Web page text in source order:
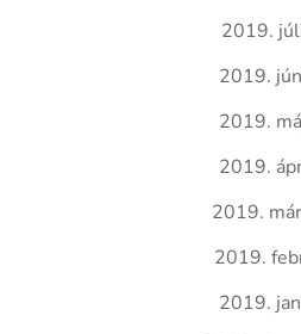
2019.
2019.
2019.
2019.
2019.
2019.
2019.